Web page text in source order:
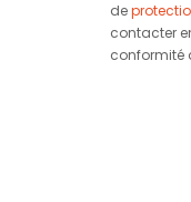
de
contacter
conformité